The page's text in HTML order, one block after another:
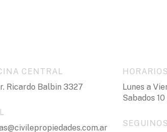
CENTRAL
Ricardo Balbin 3327
Lunes a
Sabados 10
SEGUINOS